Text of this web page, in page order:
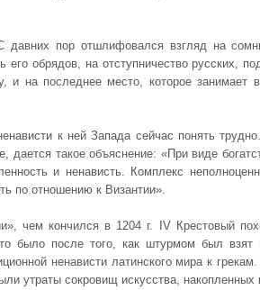
пор отшлифовался взгляд на
его обрядов, на отступничество русских,
и на последнее место, которое занимает
к ней Запада сейчас понять
дается такое объяснение: «При виде
и ненависть. Комплекс
по отношению к Византии».
чем кончился в 1204 г. IV Крестовый
было после того, как штурмом был взят
ненависти латинского мира к
утраты сокровищ искусства, накопленных